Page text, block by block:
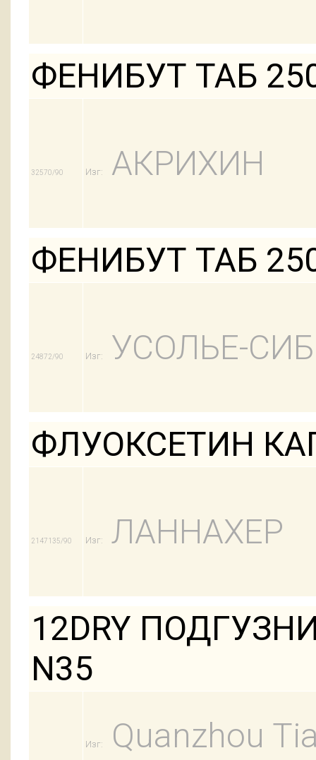
ФЕНИБУТ ТАБ
32570/90 Изг: АКРИХИН
ФЕНИБУТ ТАБ
24872/90 Изг: УСОЛЬЕ-
ФЛУОКСЕТИН
2147135/90 Изг: ЛАННАХЕР
12DRY
N35
Изг:
Quanzhou